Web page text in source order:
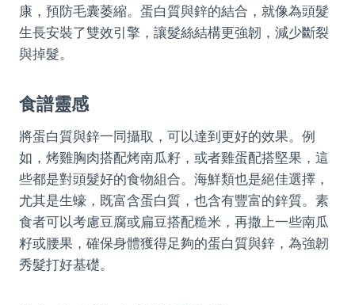
康，預防毛囊萎縮。蛋白質與鋅的結合，就像為頭髮
生長安裝了雙效引擎，讓髮絲結構更強韌，減少斷裂
與掉髮。
食譜靈感
將蛋白質與鋅一同攝取，可以達到更好的效果。例
如，烤雞胸肉搭配烤南瓜籽，或者雞蛋配搭堅果，這
些都是對頭髮好的食物組合。海鮮類也是絕佳選擇，
尤其是生蠔，既富含蛋白質，也含有豐富的鋅質。素
食者可以考慮豆腐或扁豆搭配糙米，再撒上一些南瓜
籽或腰果，確保身體獲得足夠的蛋白質與鋅，為強韌
秀髮打好基礎。